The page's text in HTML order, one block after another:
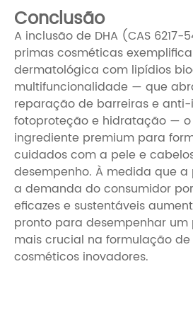
Conclusão
A inclusão de DHA (CAS
primas cosméticas
dermatológica com lipídios
multifuncionalidade — que
reparação de barreiras e
fotoproteção e hidratação —
ingrediente premium para
cuidados com a pele e
desempenho. À medida que
a demanda do consumidor
eficazes e sustentáveis
pronto para desempenhar
mais crucial na formulação
cosméticos inovadores.